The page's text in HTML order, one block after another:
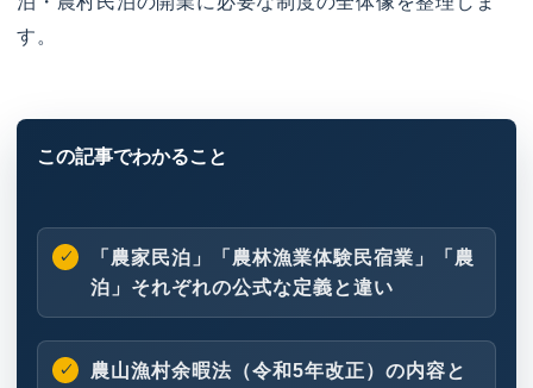
す。
「農家民泊」「農林漁業体験民宿業」「農
泊」それぞれの公式な定義と違い
農山漁村余暇法（令和5年改正）の内容と